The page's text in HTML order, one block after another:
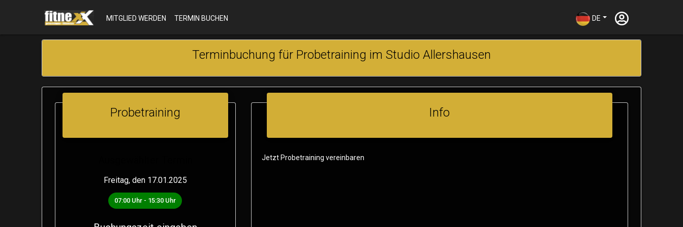
MITGLIED WERDEN TERMIN BUCHEN DE
Terminbuchung für Probetraining im Studio Allershausen
Probetraining
Freitag, den 17.01.2025
07:00 Uhr - 15:30 Uhr
Info
Jetzt Probetraining vereinbaren